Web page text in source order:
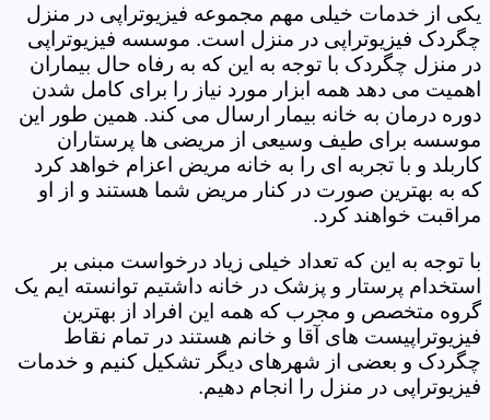
یکی از خدمات خیلی مهم مجموعه فیزیوتراپی در منزل
چگردک فیزیوتراپی در منزل است. موسسه فیزیوتراپی
در منزل چگردک با توجه به این که به رفاه حال بیماران
اهمیت می دهد همه ابزار مورد نیاز را برای کامل شدن
دوره درمان به خانه بیمار ارسال می کند. همین طور این
موسسه برای طیف وسیعی از مریضی ها پرستاران
کاربلد و با تجربه ای را به خانه مریض اعزام خواهد کرد
که به بهترین صورت در کنار مریض شما هستند و از او
مراقبت خواهند کرد.
با توجه به این که تعداد خیلی زیاد درخواست مبنی بر
استخدام پرستار و پزشک در خانه داشتیم توانسته ایم یک
گروه متخصص و مجرب که همه این افراد از بهترین
فیزیوتراپیست های آقا و خانم هستند در تمام نقاط
چگردک و بعضی از شهرهای دیگر تشکیل کنیم و خدمات
فیزیوتراپی در منزل را انجام دهیم.